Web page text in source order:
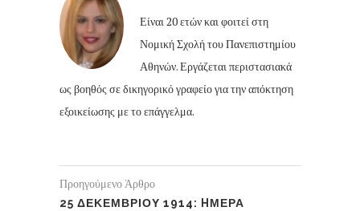
Είναι 20 ετών και φοιτεί στη
Νομική Σχολή του Πανεπιστημίου
Αθηνών. Εργάζεται περιστασιακά
ως βοηθός σε δικηγορικό γραφείο για την απόκτηση
εξοικείωσης με το επάγγελμα.
Προηγούμενο Άρθρο
25 ΔΕΚΕΜΒΡΙΟΥ 1914: HΜΕΡΑ